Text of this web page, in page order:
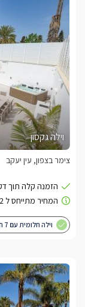
וילה גקסון
צימר בצפון, עין יעקב
וילה חלומית עם 7 חדרי שינה